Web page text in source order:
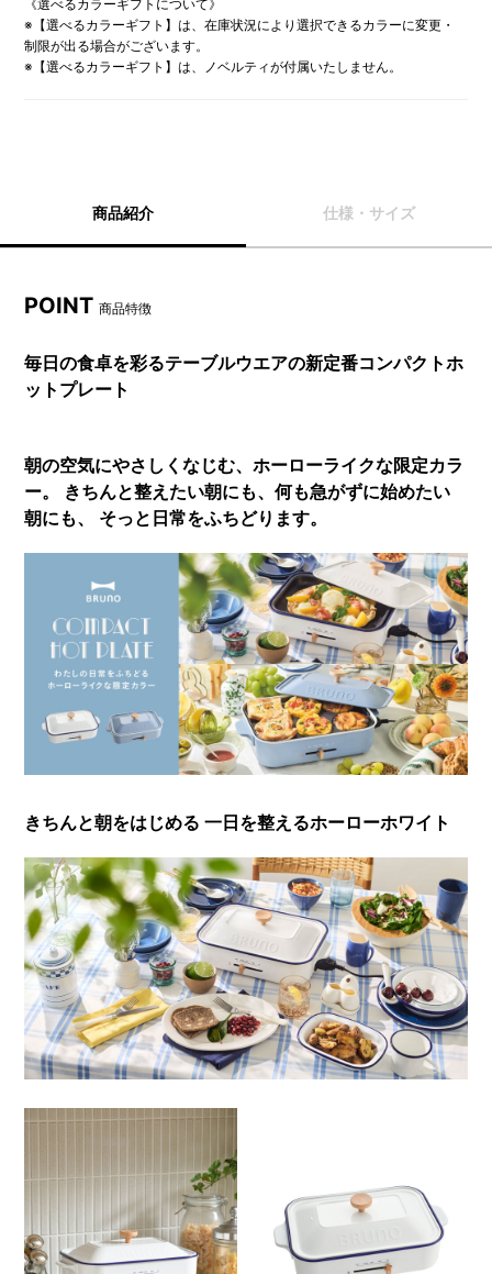
《選べるカラーギフトについて》
※【選べるカラーギフト】は、在庫状況により選択できるカラーに変更・
制限が出る場合がございます。
※【選べるカラーギフト】は、ノベルティが付属いたしません。
商品紹介 仕様・サイズ
POINT商品特徴
毎日の食卓を彩るテーブルウエアの新定番コンパクトホ
ットプレート
朝の空気にやさしくなじむ、ホーローライクな限定カラ
ー。 きちんと整えたい朝にも、何も急がずに始めたい
朝にも、 そっと日常をふちどります。
きちんと朝をはじめる 一日を整えるホーローホワイト